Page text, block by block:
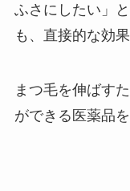
ふさにしたい」
も、直接的な効
まつ毛を伸ばす
ができる医薬品